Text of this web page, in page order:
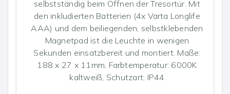
selbstständig beim Öffnen der Tresortür. Mit
den inkludierten Batterien (4x Varta Longlife
AAA) und dem beiliegenden, selbstklebenden
Magnetpad ist die Leuchte in wenigen
Sekunden einsatzbereit und montiert. Maße:
188 x 27 x 11mm, Farbtemperatur: 6000K
kaltweiß, Schutzart: IP44